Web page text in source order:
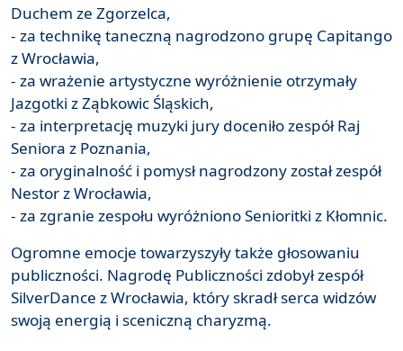
Duchem ze Zgorzelca,
- za technikę taneczną nagrodzono grupę Capitango
z Wrocławia,
- za wrażenie artystyczne wyróżnienie otrzymały
Jazgotki z Ząbkowic Śląskich,
- za interpretację muzyki jury doceniło zespół Raj
Seniora z Poznania,
- za oryginalność i pomysł nagrodzony został zespół
Nestor z Wrocławia,
- za zgranie zespołu wyróżniono Senioritki z Kłomnic.
Ogromne emocje towarzyszyły także głosowaniu
publiczności. Nagrodę Publiczności zdobył zespół
SilverDance z Wrocławia, który skradł serca widzów
swoją energią i sceniczną charyzmą.